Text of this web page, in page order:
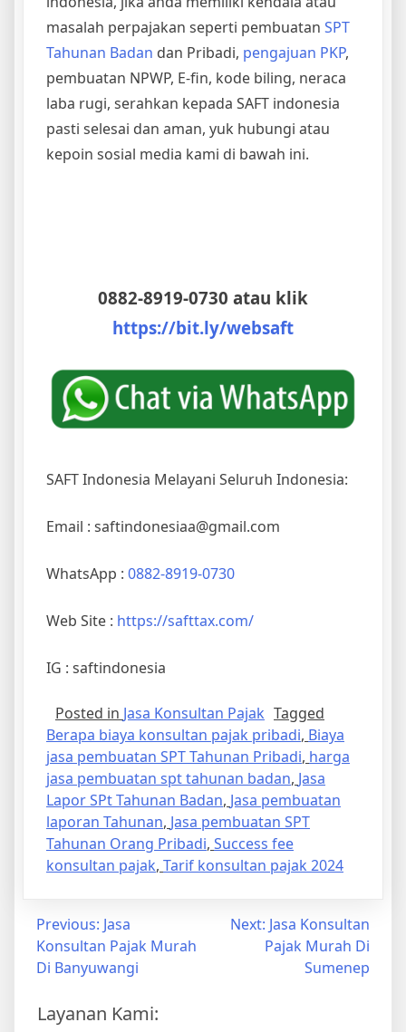
masalah perpajakan seperti pembuatan SPT
Tahunan Badan dan Pribadi, pengajuan PKP,
pembuatan NPWP, E-fin, kode biling, neraca
laba rugi, serahkan kepada SAFT indonesia
pasti selesai dan aman, yuk hubungi atau
kepoin sosial media kami di bawah ini.
0882-8919-0730 atau klik
https://bit.ly/websaft
SAFT Indonesia Melayani Seluruh Indonesia:
Email : saftindonesiaa@gmail.com
WhatsApp : 0882-8919-0730
Web Site : https://safttax.com/
IG : saftindonesia
Posted in Jasa Konsultan Pajak Tagged
Berapa biaya konsultan pajak pribadi, Biaya
jasa pembuatan SPT Tahunan Pribadi, harga
jasa pembuatan spt tahunan badan, Jasa
Lapor SPt Tahunan Badan, Jasa pembuatan
laporan Tahunan, Jasa pembuatan SPT
Tahunan Orang Pribadi, Success fee
konsultan pajak, Tarif konsultan pajak 2024
Previous: Jasa
Konsultan Pajak Murah
Di Banyuwangi
Next: Jasa Konsultan
Pajak Murah Di
Sumenep
Layanan Kami: